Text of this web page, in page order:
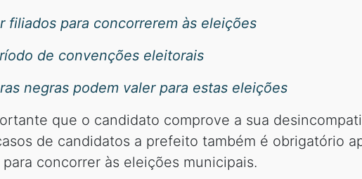
filiados para concorrerem às eleições
de convenções eleitorais
negras podem valer para estas eleições
que o candidato comprove a sua
de candidatos a prefeito também é obrigatório
concorrer às eleições municipais.